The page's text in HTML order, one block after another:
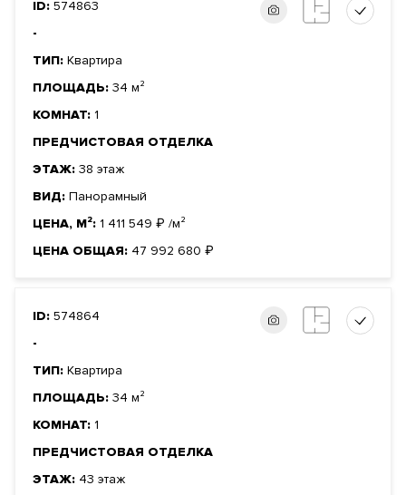
ID: 574863
-
ТИП: Квартира
ПЛОЩАДЬ: 34 м²
КОМНАТ: 1
ПРЕДЧИСТОВАЯ ОТДЕЛКА
ЭТАЖ: 38 этаж
ВИД: Панорамный
ЦЕНА, М²: 1 411 549 ₽ /м²
ЦЕНА ОБЩАЯ: 47 992 680 ₽
ID: 574864
-
ТИП: Квартира
ПЛОЩАДЬ: 34 м²
КОМНАТ: 1
ПРЕДЧИСТОВАЯ ОТДЕЛКА
ЭТАЖ: 43 этаж